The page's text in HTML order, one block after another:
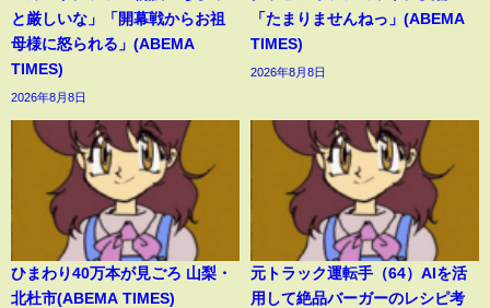
と厳しいな」「開幕戦からお祖
母様に怒られる」(ABEMA
TIMES)
2026年8月8日
「たまりませんねっ」(ABEMA
TIMES)
2026年8月8日
ひまわり40万本が見ごろ 山梨・
北杜市(ABEMA TIMES)
元トラック運転手（64）AIを活
用して絶品バーガーのレシピ考